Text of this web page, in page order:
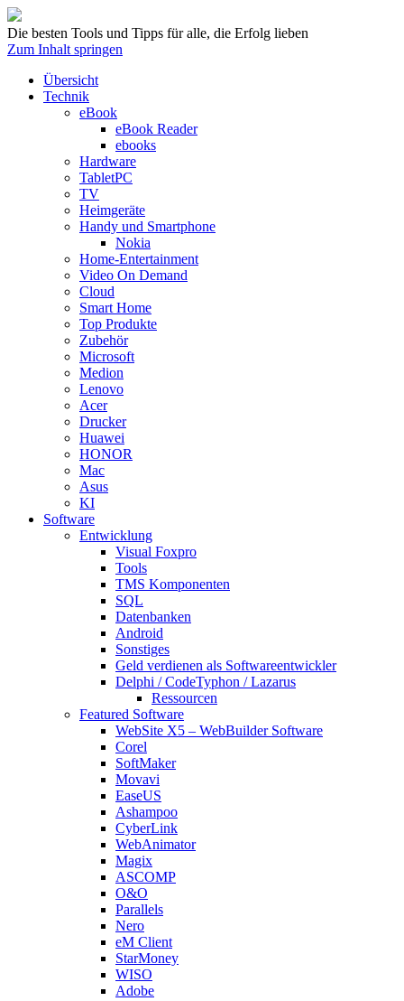
Die besten Tools und Tipps für alle, die Erfolg lieben
Zum Inhalt springen
Übersicht
Technik
eBook
eBook Reader
ebooks
Hardware
TabletPC
TV
Heimgeräte
Handy und Smartphone
Nokia
Home-Entertainment
Video On Demand
Cloud
Smart Home
Top Produkte
Zubehör
Microsoft
Medion
Lenovo
Acer
Drucker
Huawei
HONOR
Mac
Asus
KI
Software
Entwicklung
Visual Foxpro
Tools
TMS Komponenten
SQL
Datenbanken
Android
Sonstiges
Geld verdienen als Softwareentwickler
Delphi / CodeTyphon / Lazarus
Ressourcen
Featured Software
WebSite X5 – WebBuilder Software
Corel
SoftMaker
Movavi
EaseUS
Ashampoo
CyberLink
WebAnimator
Magix
ASCOMP
O&O
Parallels
Nero
eM Client
StarMoney
WISO
Adobe